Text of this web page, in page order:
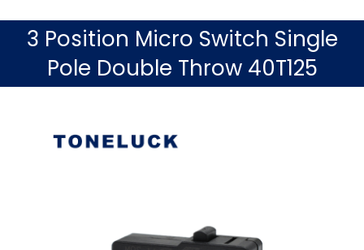
3 Position Micro Switch Single
Pole Double Throw 40T125